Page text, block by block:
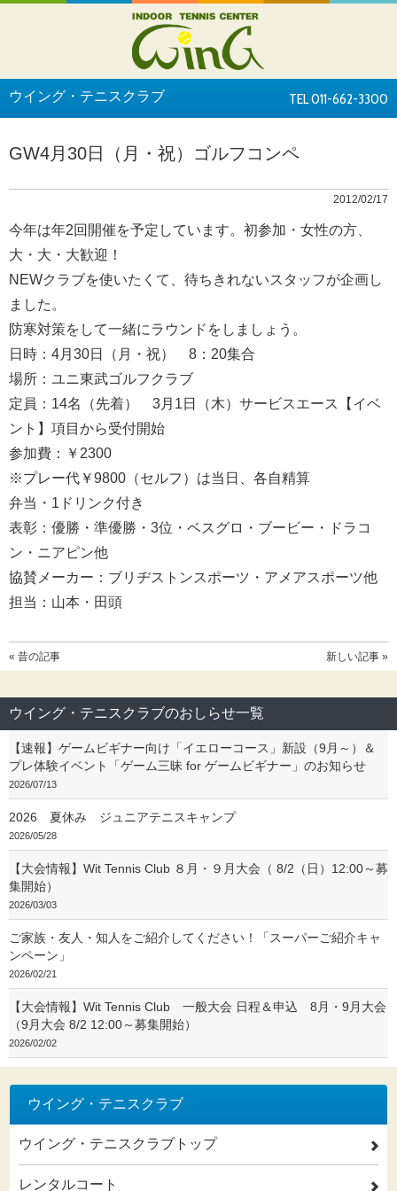
ウイング・テニスクラブ TEL 011-662-3300
GW4月30日（月・祝）ゴルフコンペ
2012/02/17
今年は年2回開催を予定しています。初参加・女性の方、
大・大・大歓迎！
NEWクラブを使いたくて、待ちきれないスタッフが企画し
ました。
防寒対策をして一緒にラウンドをしましょう。
日時：4月30日（月・祝） 8：20集合
場所：ユニ東武ゴルフクラブ
定員：14名（先着） 3月1日（木）サービスエース【イベ
ント】項目から受付開始
参加費：￥2300
※プレー代￥9800（セルフ）は当日、各自精算
弁当・1ドリンク付き
表彰：優勝・準優勝・3位・ベスグロ・ブービー・ドラコ
ン・ニアピン他
協賛メーカー：ブリヂストンスポーツ・アメアスポーツ他
担当：山本・田頭
« 昔の記事 新しい記事 »
ウイング・テニスクラブのおしらせ一覧
【速報】ゲームビギナー向け「イエローコース」新設（9月～）＆
プレ体験イベント「ゲーム三昧 for ゲームビギナー」のお知らせ
2026/07/13
2026 夏休み ジュニアテニスキャンプ
2026/05/28
【大会情報】Wit Tennis Club ８月・９月大会（ 8/2（日）12:00～募
集開始）
2026/03/03
ご家族・友人・知人をご紹介してください！「スーパーご紹介キャ
ンペーン」
2026/02/21
【大会情報】Wit Tennis Club 一般大会 日程＆申込 8月・9月大会
（9月大会 8/2 12:00～募集開始）
2026/02/02
ウイング・テニスクラブ
ウイング・テニスクラブトップ 2
レンタルコート 2